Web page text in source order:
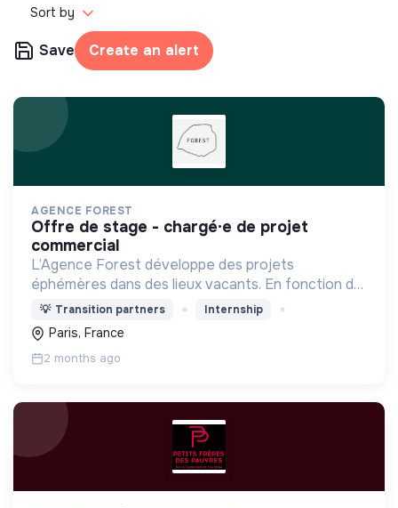
Sort by
Save Create an alert
AGENCE FOREST
offre de stage - chargé·e de projet
commercial
L’Agence Forest développe des projets
éphémères dans des lieux vacants. En fonction du
contexte, elle élabore des programmations
diversifiées : événementiel, activités à impact,
accueil du public...
💡 Transition partners Internship
Paris, France
2 months ago